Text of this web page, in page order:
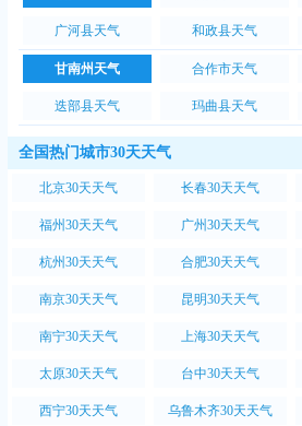
广河县天气 和政县天气
甘南州天气 合作市天气
迭部县天气 玛曲县天气
全国热门城市30天天气
北京30天天气 长春30天天气
福州30天天气 广州30天天气
杭州30天天气 合肥30天天气
南京30天天气 昆明30天天气
南宁30天天气 上海30天天气
太原30天天气 台中30天天气
西宁30天天气 乌鲁木齐30天天气